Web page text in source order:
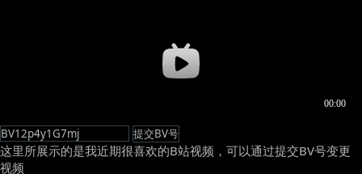
这里所展示的是我近期很喜欢的B站视频，可以通过提交BV号变更
视频